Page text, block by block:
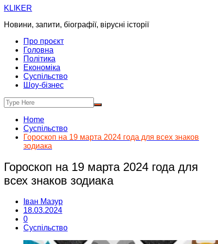
Skip
content
KLIKER
Новини, запити, біографії, вірусні історії
Про проєкт
Головна
Політика
Економіка
Суспільство
Шоу-бізнес
Home
Суспільство
Гороскоп на 19 марта 2024 года для всех знаков
зодиака
Гороскоп на 19 марта 2024 года для
всех знаков зодиака
Іван Мазур
18.03.2024
0
Суспільство